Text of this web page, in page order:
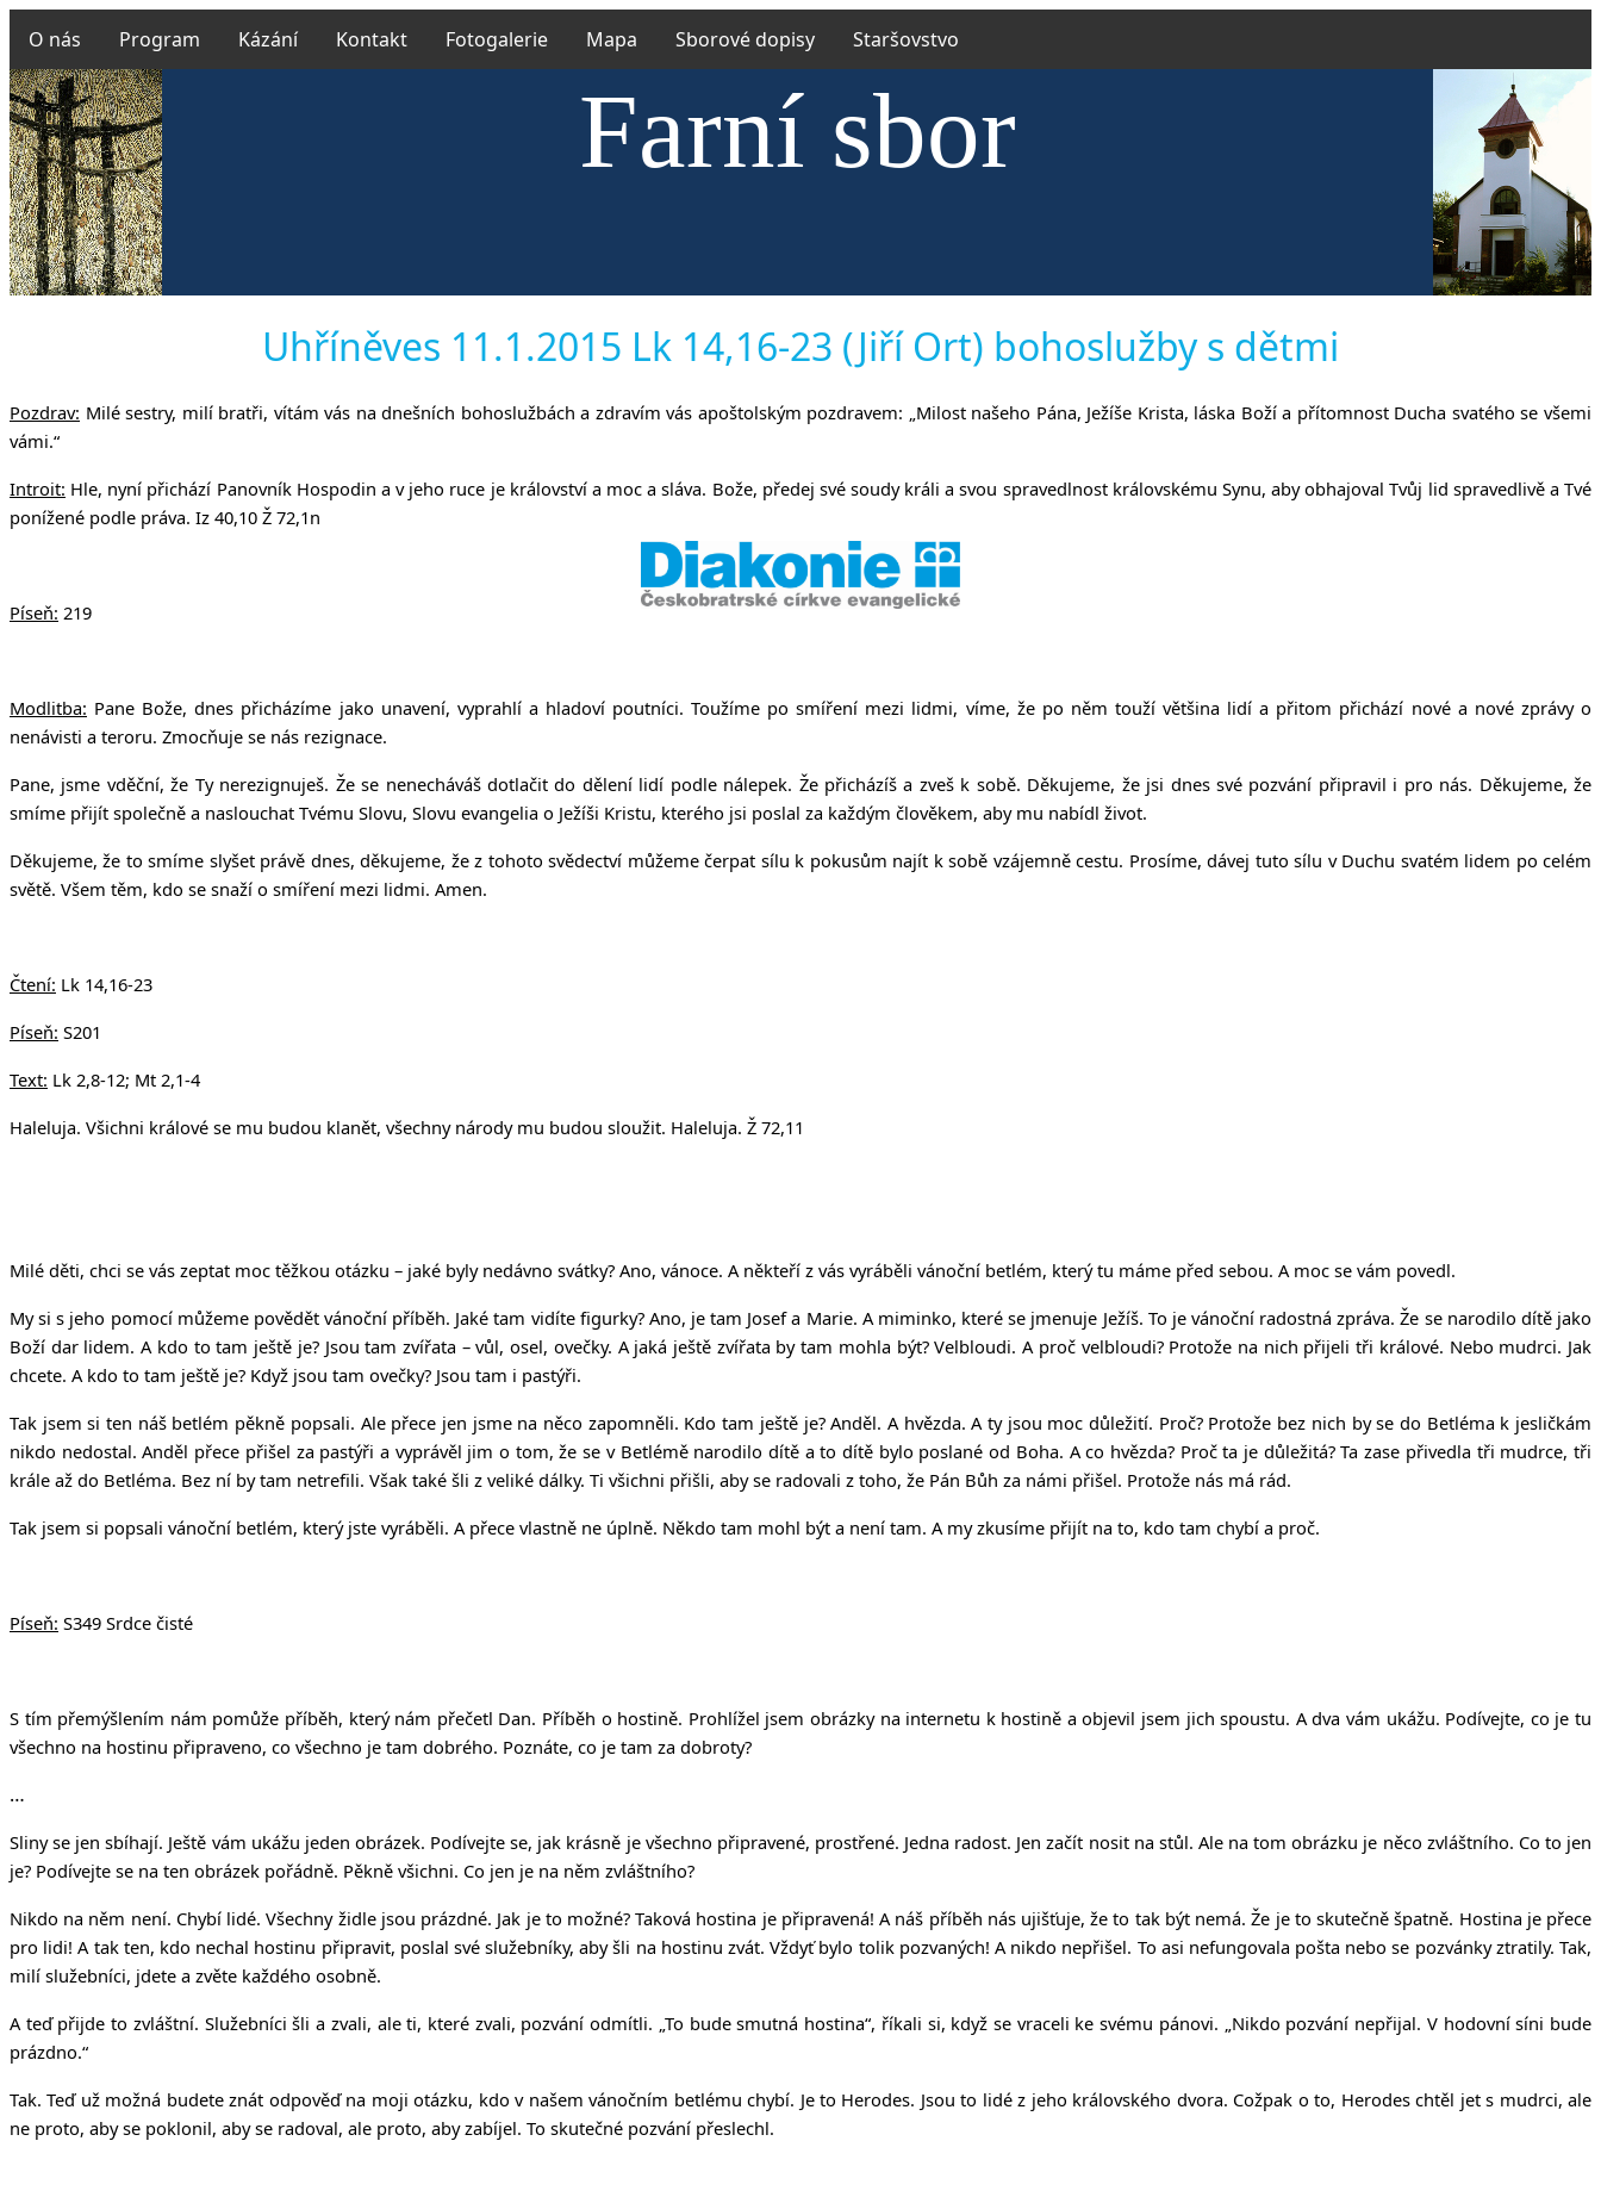
O nás Program Kázání Kontakt Fotogalerie Mapa Sborové dopisy Staršovstvo
Farní sbor
Českobratrské církve evangelické
v Uhříněvsi a Říčanech
Uhříněves 11.1.2015 Lk 14,16-23 (Jiří Ort) bohoslužby s dětmi
Pozdrav: Milé sestry, milí bratři, vítám vás na dnešních bohoslužbách a zdravím vás apoštolským pozdravem: „Milost našeho Pána, Ježíše Krista, láska Boží a přítomnost Ducha svatého se všemi
vámi.“
Introit: Hle, nyní přichází Panovník Hospodin a v jeho ruce je království a moc a sláva. Bože, předej své soudy králi a svou spravedlnost královskému Synu, aby obhajoval Tvůj lid spravedlivě a Tvé
ponížené podle práva. Iz 40,10 Ž 72,1n
Píseň: 219
Modlitba: Pane Bože, dnes přicházíme jako unavení, vyprahlí a hladoví poutníci. Toužíme po smíření mezi lidmi, víme, že po něm touží většina lidí a přitom přichází nové a nové zprávy o
nenávisti a teroru. Zmocňuje se nás rezignace.
Pane, jsme vděční, že Ty nerezignuješ. Že se nenecháváš dotlačit do dělení lidí podle nálepek. Že přicházíš a zveš k sobě. Děkujeme, že jsi dnes své pozvání připravil i pro nás. Děkujeme, že
smíme přijít společně a naslouchat Tvému Slovu, Slovu evangelia o Ježíši Kristu, kterého jsi poslal za každým člověkem, aby mu nabídl život.
Děkujeme, že to smíme slyšet právě dnes, děkujeme, že z tohoto svědectví můžeme čerpat sílu k pokusům najít k sobě vzájemně cestu. Prosíme, dávej tuto sílu v Duchu svatém lidem po celém
světě. Všem těm, kdo se snaží o smíření mezi lidmi. Amen.
Čtení: Lk 14,16-23
Píseň: S201
Text: Lk 2,8-12; Mt 2,1-4
Haleluja. Všichni králové se mu budou klanět, všechny národy mu budou sloužit. Haleluja. Ž 72,11
Milé děti, chci se vás zeptat moc těžkou otázku – jaké byly nedávno svátky? Ano, vánoce. A někteří z vás vyráběli vánoční betlém, který tu máme před sebou. A moc se vám povedl.
My si s jeho pomocí můžeme povědět vánoční příběh. Jaké tam vidíte figurky? Ano, je tam Josef a Marie. A miminko, které se jmenuje Ježíš. To je vánoční radostná zpráva. Že se narodilo dítě jako
Boží dar lidem. A kdo to tam ještě je? Jsou tam zvířata – vůl, osel, ovečky. A jaká ještě zvířata by tam mohla být? Velbloudi. A proč velbloudi? Protože na nich přijeli tři králové. Nebo mudrci. Jak
chcete. A kdo to tam ještě je? Když jsou tam ovečky? Jsou tam i pastýři.
Tak jsem si ten náš betlém pěkně popsali. Ale přece jen jsme na něco zapomněli. Kdo tam ještě je? Anděl. A hvězda. A ty jsou moc důležití. Proč? Protože bez nich by se do Betléma k jesličkám
nikdo nedostal. Anděl přece přišel za pastýři a vyprávěl jim o tom, že se v Betlémě narodilo dítě a to dítě bylo poslané od Boha. A co hvězda? Proč ta je důležitá? Ta zase přivedla tři mudrce, tři
krále až do Betléma. Bez ní by tam netrefili. Však také šli z veliké dálky. Ti všichni přišli, aby se radovali z toho, že Pán Bůh za námi přišel. Protože nás má rád.
Tak jsem si popsali vánoční betlém, který jste vyráběli. A přece vlastně ne úplně. Někdo tam mohl být a není tam. A my zkusíme přijít na to, kdo tam chybí a proč.
Píseň: S349 Srdce čisté
S tím přemýšlením nám pomůže příběh, který nám přečetl Dan. Příběh o hostině. Prohlížel jsem obrázky na internetu k hostině a objevil jsem jich spoustu. A dva vám ukážu. Podívejte, co je tu
všechno na hostinu připraveno, co všechno je tam dobrého. Poznáte, co je tam za dobroty?
…
Sliny se jen sbíhají. Ještě vám ukážu jeden obrázek. Podívejte se, jak krásně je všechno připravené, prostřené. Jedna radost. Jen začít nosit na stůl. Ale na tom obrázku je něco zvláštního. Co to jen
je? Podívejte se na ten obrázek pořádně. Pěkně všichni. Co jen je na něm zvláštního?
Nikdo na něm není. Chybí lidé. Všechny židle jsou prázdné. Jak je to možné? Taková hostina je připravená! A náš příběh nás ujišťuje, že to tak být nemá. Že je to skutečně špatně. Hostina je přece
pro lidi! A tak ten, kdo nechal hostinu připravit, poslal své služebníky, aby šli na hostinu zvát. Vždyť bylo tolik pozvaných! A nikdo nepřišel. To asi nefungovala pošta nebo se pozvánky ztratily. Tak,
milí služebníci, jdete a zvěte každého osobně.
A teď přijde to zvláštní. Služebníci šli a zvali, ale ti, které zvali, pozvání odmítli. „To bude smutná hostina“, říkali si, když se vraceli ke svému pánovi. „Nikdo pozvání nepřijal. V hodovní síni bude
prázdno.“
Tak. Teď už možná budete znát odpověď na moji otázku, kdo v našem vánočním betlému chybí. Je to Herodes. Jsou to lidé z jeho královského dvora. Cožpak o to, Herodes chtěl jet s mudrci, ale
ne proto, aby se poklonil, aby se radoval, ale proto, aby zabíjel. To skutečné pozvání přeslechl.